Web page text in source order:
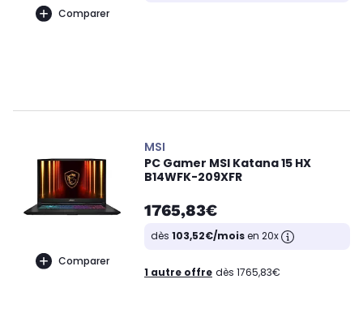
Comparer
Comparer
MSI
PC Gamer MSI Katana 15 HX
B14WFK-209XFR
1765,83€
dès 103,52€/moisen 20x
1 autre offre dès 1765,83€